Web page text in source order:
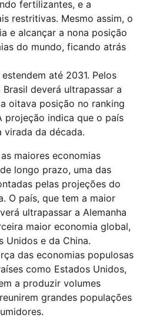
fertilizantes, e a
restritivas. Mesmo assim, o
e alcançar a nona posição
do mundo, ficando atrás
até 2031. Pelos
deverá ultrapassar a
oitava posição no ranking
projeção indica que o país
virada da década.
maiores economias
longo prazo, uma das
pelas projeções do
O país, que tem a maior
ultrapassar a Alemanha
maior economia global,
Unidos e da China.
das economias populosas
como Estados Unidos,
a produzir volumes
grandes populações